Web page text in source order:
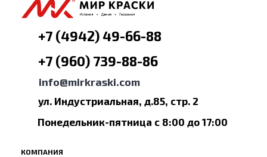
+7 (4942) 49-66-88
+7 (960) 739-88-86
info@mirkraski.com
ул. Индустриальная, д.85, стр. 2
Понедельник-пятница с 8:00 до 17:00
КОМПАНИЯ